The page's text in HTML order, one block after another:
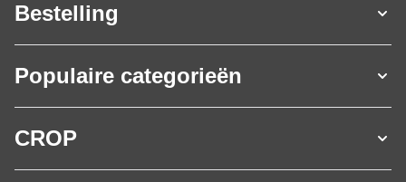
Bestelling
Populaire categorieën
CROP